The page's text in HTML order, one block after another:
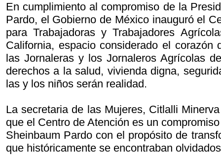
En cumplimiento al compromiso de la
Pardo, el Gobierno de México inauguró el
para Trabajadoras y Trabajadores
California, espacio considerado el corazón
las Jornaleras y los Jornaleros Agrícolas
derechos a la salud, vivienda digna,
las y los niños serán realidad.
La secretaria de las Mujeres, Citlalli
que el Centro de Atención es un
Sheinbaum Pardo con el propósito de
que históricamente se encontraban